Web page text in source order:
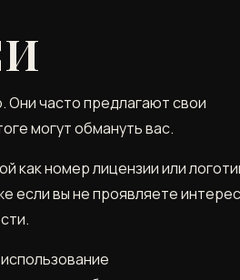
Они часто предлагают свои
могут обмануть вас.
как номер лицензии или
если вы не проявляете